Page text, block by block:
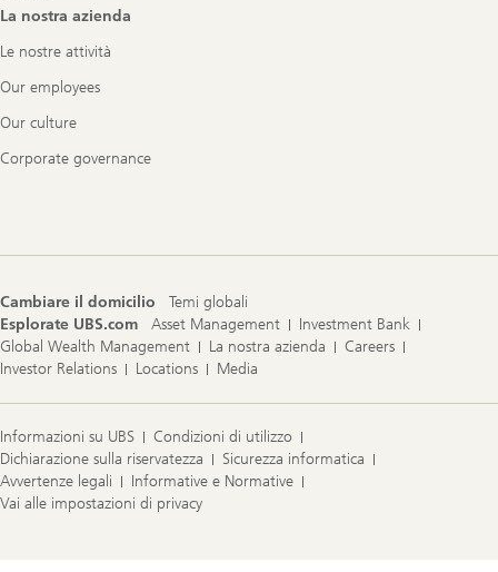
La nostra azienda
Le nostre attività
Our employees
Our culture
Corporate governance
Cambiare il domicilio
Temi globali
Esplorate UBS.com
Asset Management
Investment Bank
Global Wealth Management
La nostra azienda
Careers
Investor Relations
Locations Media
Informazioni su UBS
Condizioni di utilizzo
Dichiarazione sulla riservatezza
Sicurezza informatica
Avvertenze legali
Informative e Normative
Vai alle impostazioni di privacy